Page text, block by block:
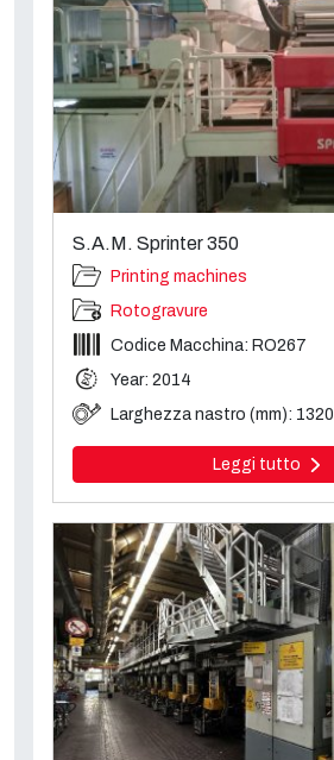
S.A.M. Sprinter 350
Printing machines
Rotogravure
Codice Macchina: RO267
Year: 2014
Larghezza nastro (mm): 1320
Leggi tutto